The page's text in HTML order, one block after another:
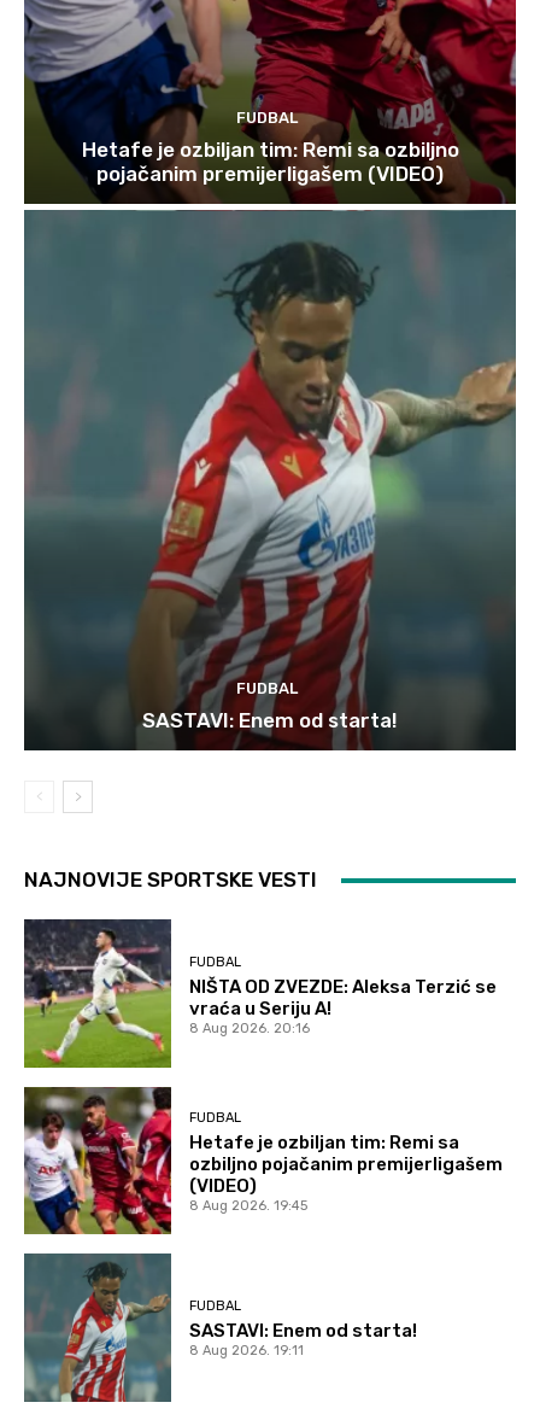
FUDBAL
Hetafe je ozbiljan tim: Remi sa ozbiljno
pojačanim premijerligašem (VIDEO)
FUDBAL
SASTAVI: Enem od starta!
NAJNOVIJE SPORTSKE VESTI
FUDBAL
NIŠTA OD ZVEZDE: Aleksa Terzić se
vraća u Seriju A!
8 Aug 2026. 20:16
FUDBAL
Hetafe je ozbiljan tim: Remi sa
ozbiljno pojačanim premijerligašem
(VIDEO)
8 Aug 2026. 19:45
FUDBAL
SASTAVI: Enem od starta!
8 Aug 2026. 19:11